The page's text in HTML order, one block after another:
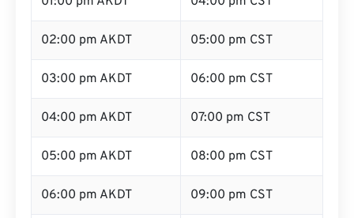
02:00 pm AKDT 05:00 pm CST
03:00 pm AKDT 06:00 pm CST
04:00 pm AKDT 07:00 pm CST
05:00 pm AKDT 08:00 pm CST
06:00 pm AKDT 09:00 pm CST